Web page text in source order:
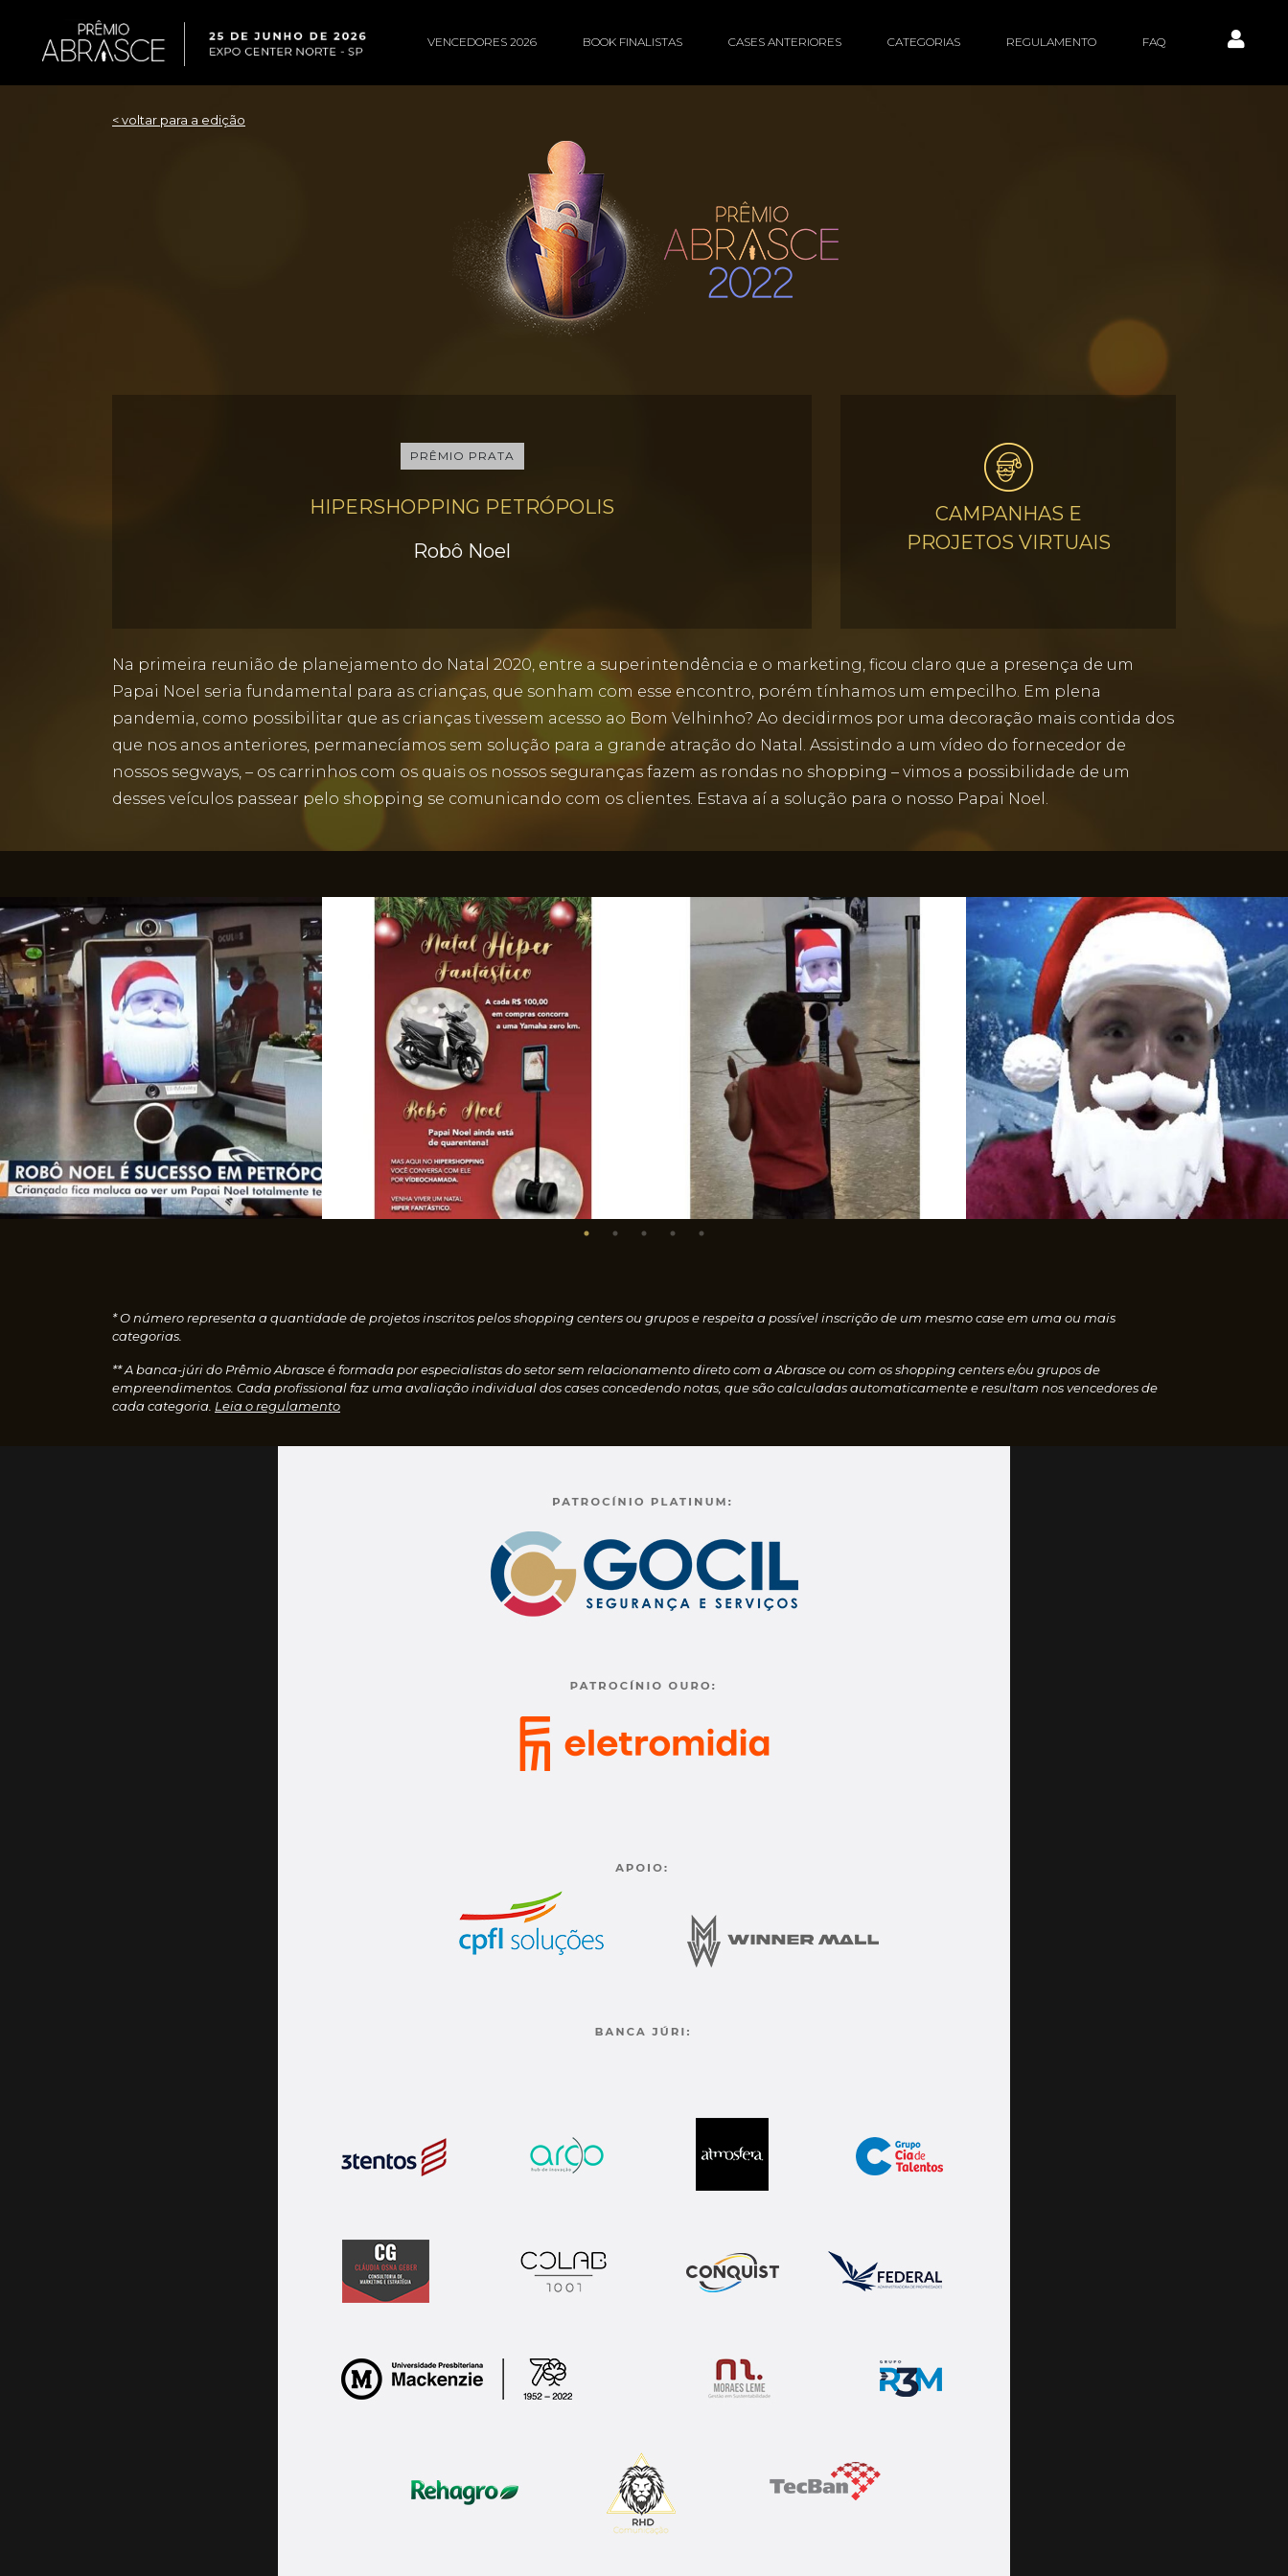
VENCEDORES 2026 BOOK FINALISTAS CASES ANTERIORES CATEGORIAS REGULAMENTO FAQ
< voltar para a edição
PRÊMIO PRATA
HIPERSHOPPING PETRÓPOLIS
Robô Noel
CAMPANHAS E
PROJETOS VIRTUAIS
Na primeira reunião de planejamento do Natal 2020, entre a superintendência e o marketing, ficou claro que a presença de um
Papai Noel seria fundamental para as crianças, que sonham com esse encontro, porém tínhamos um empecilho. Em plena
pandemia, como possibilitar que as crianças tivessem acesso ao Bom Velhinho? Ao decidirmos por uma decoração mais contida dos
que nos anos anteriores, permanecíamos sem solução para a grande atração do Natal. Assistindo a um vídeo do fornecedor de
nossos segways, – os carrinhos com os quais os nossos seguranças fazem as rondas no shopping – vimos a possibilidade de um
desses veículos passear pelo shopping se comunicando com os clientes. Estava aí a solução para o nosso Papai Noel.
* O número representa a quantidade de projetos inscritos pelos shopping centers ou grupos e respeita a possível inscrição de um mesmo case em uma ou mais
categorias.
** A banca-júri do Prêmio Abrasce é formada por especialistas do setor sem relacionamento direto com a Abrasce ou com os shopping centers e/ou grupos de
empreendimentos. Cada profissional faz uma avaliação individual dos cases concedendo notas, que são calculadas automaticamente e resultam nos vencedores de
cada categoria. Leia o regulamento